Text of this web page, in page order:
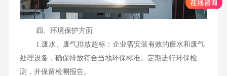
四、环境保护方面
1.废水、废气排放超标：企业需安装有效的废水和废气
处理设备，确保排放符合当地环保标准。定期进行环保检
测，并保留检测报告。